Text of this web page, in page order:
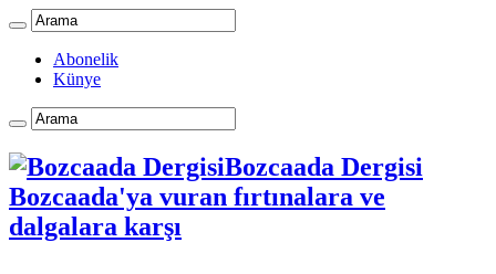
Abonelik
Künye
Bozcaada Dergisi
Bozcaada'ya vuran fırtınalara ve
dalgalara karşı